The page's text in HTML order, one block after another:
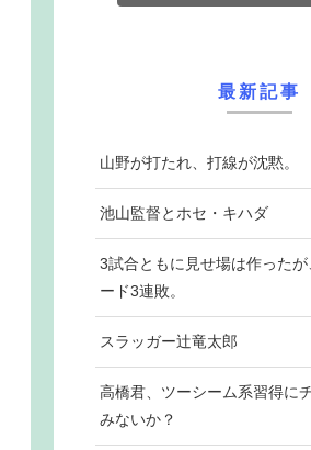
最新記事
山野が打たれ、打線が沈黙。
池山監督とホセ・キハダ
3試合ともに見せ場は作った
ード3連敗。
スラッガー辻竜太郎
高橋君、ツーシーム系習得に
みないか？